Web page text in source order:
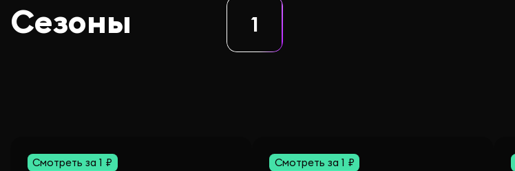
Сезоны 1
Смотреть за 1 ₽ Смотреть за 1 ₽